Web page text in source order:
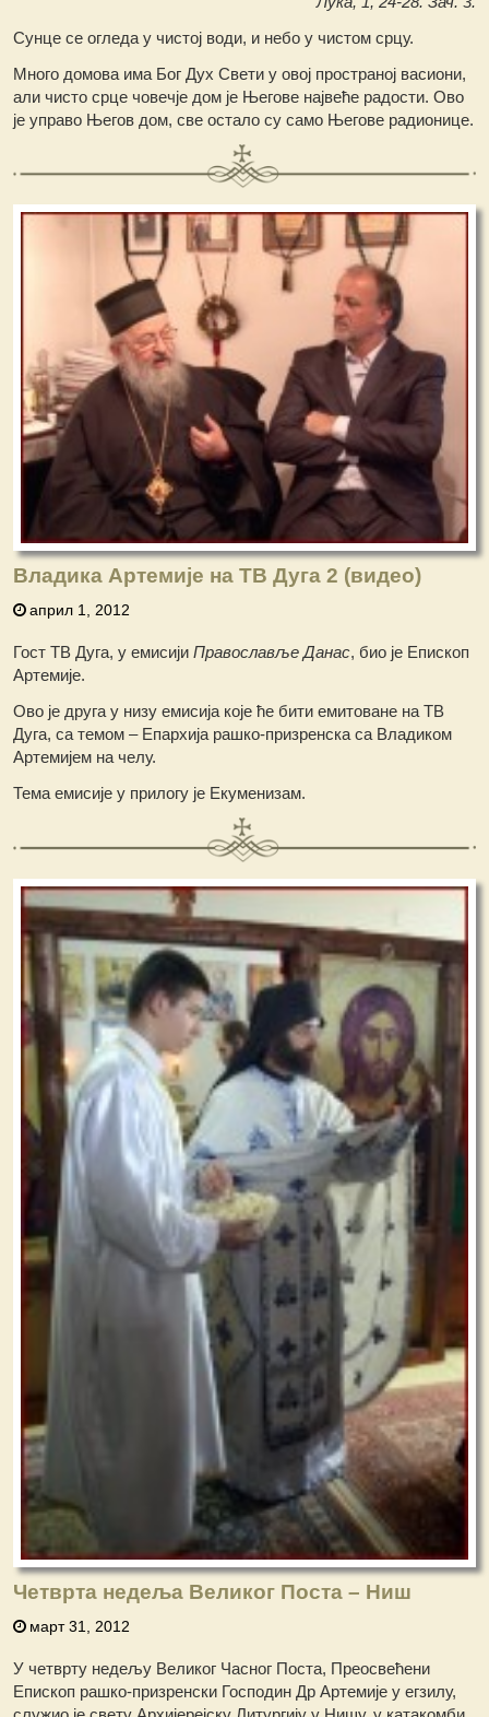
Сунце се огледа у чистој води, и небо у чистом срцу.
Много домова има Бог Дух Свети у овој пространој васиони,
али чисто срце човечје дом је Његове највеће радости. Ово
је управо Његов дом, све остало су само Његове радионице.
Владика Артемије на ТВ Дуга 2 (видео)
април 1, 2012
Гост ТВ Дуга, у емисијиПравославље Данас, био је Епископ
Артемије.
Ово је друга у низу емисија које ће бити емитоване на ТВ
Дуга, са темом – Епархија рашко-призренска са Владиком
Артемијем на челу.
Тема емисије у прилогу је Екуменизам.
Четврта недеља Великог Поста – Ниш
март 31, 2012
У четврту недељу Великог Часног Поста, Преосвећени
Епископ рашко-призренски Господин Др Артемије у егзилу,